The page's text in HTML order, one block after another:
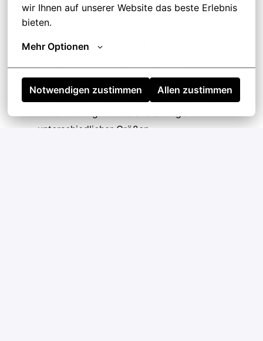
wir Ihnen auf unserer Website das beste Erlebnis
bieten.
Mehr Optionen
Notwendigen zustimmen Allen zustimmen
kulinarische Trends.
Deine kundenorientierte, zielgerichtete
Arbeitsweise paaren sich mit der Fähigkeit, ein
Du besitzt organisatorisches Geschick und
kaufmännisches Verständnis zur Planung und
unterschiedlicher Größen.